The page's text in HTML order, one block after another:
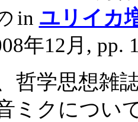
in ユリイカ
年12月, pp.
哲学思想雑
ミクについ